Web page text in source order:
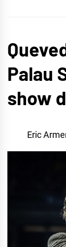
Palau
show
Eric